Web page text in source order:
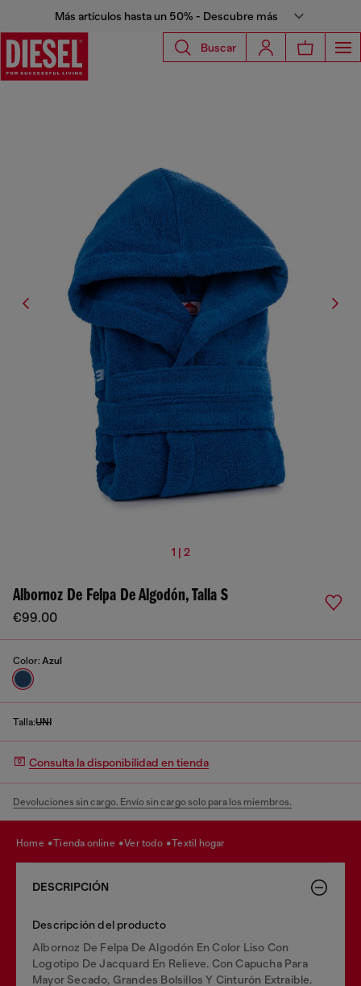
Más artículos hasta un 50% - Descubre más
Buscar
1 | 2
Albornoz De Felpa De Algodón, Talla S
€99.00
Color: Azul
Talla:UNI
Consulta la disponibilidad en tienda
Devoluciones sin cargo. Envío sin cargo solo para los miembros.
home tienda online ver todo textil hogar
DESCRIPCIÓN
Descripción del producto
Albornoz De Felpa De Algodón En Color Liso Con
Logotipo De Jacquard En Relieve. Con Capucha Para
Mayor Secado, Grandes Bolsillos Y Cinturón Extraíble.